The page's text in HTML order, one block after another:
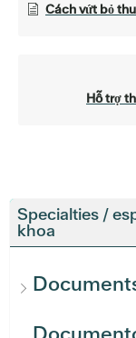
Specialties /
khoa
Cách vứt bỏ
Hỗ trợ